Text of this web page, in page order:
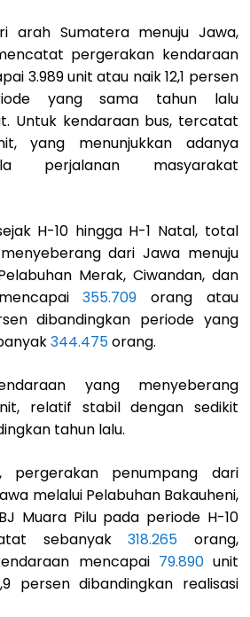
arah Sumatera menuju Jawa,
pergerakan kendaraan
3.989 unit atau naik 12,1 persen
yang sama tahun lalu
Untuk kendaraan bus, tercatat
yang menunjukkan adanya
perjalanan masyarakat
H-10 hingga H-1 Natal, total
dari Jawa menuju
Merak, Ciwandan, dan
355.709 orang atau
dibandingkan periode yang
344.475orang.
yang menyeberang
relatif stabil dengan sedikit
tahun lalu.
pergerakan penumpang dari
melalui Pelabuhan Bakauheni,
Muara Pilu pada periode H-10
sebanyak318.265 orang,
mencapai 79.890unit
persen dibandingkan realisasi